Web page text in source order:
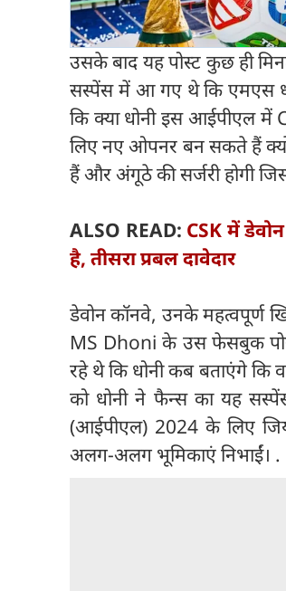
उसके बाद यह पोस्ट कुछ ही
सस्पेंस में आ गए थे कि एमएस
कि क्या धोनी इस आईपीएल में
लिए नए ओपनर बन सकते हैं
हैं और अंगूठे की सर्जरी होगी
ALSO READ: CSK में
है, तीसरा प्रबल दावेदार
डेवोन कॉनवे, उनके महत्वपूर्ण
MS Dhoni के उस फेसबुक
रहे थे कि धोनी कब बताएंगे कि
को धोनी ने फैन्स का यह
(आईपीएल) 2024 के लिए
अलग-अलग भूमिकाएं निभाईं। .